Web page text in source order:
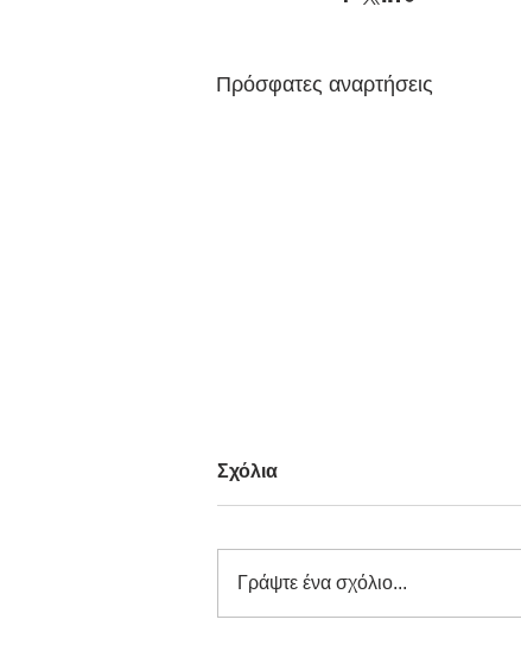
Πρόσφατες αναρτήσεις
Σχόλια
Γράψτε ένα σχόλιο...